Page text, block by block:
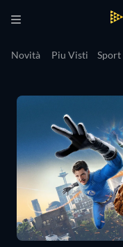
Novità Piu Visti Sport